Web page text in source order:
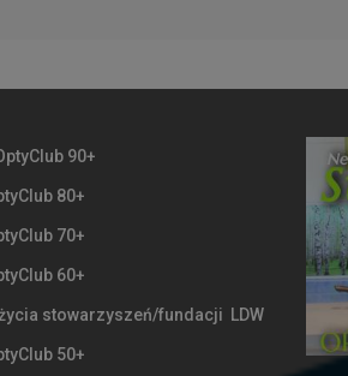
90+
80+
70+
60+
stowarzyszeń/fundacji LDW
50+